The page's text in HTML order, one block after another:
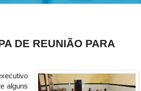
DE REUNIÃO PARA
alguns